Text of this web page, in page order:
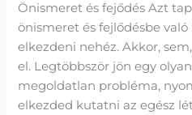
Önismeret és fejődés Azt
önismeret és fejlődésbe
elkezdeni nehéz. Akkor,
el. Legtöbbször jön egy
megoldatlan probléma,
elkezded kutatni az egész